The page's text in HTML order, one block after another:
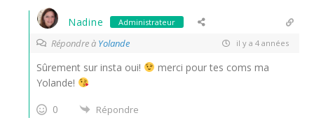
Nadine Administrateur
Répondre à Yolande il y a 4 années
Sûrement sur insta oui!
merci pour tes coms ma
Yolande!
0
Répondre